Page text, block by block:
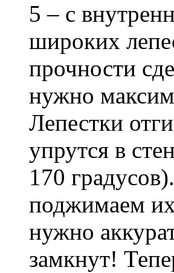
5 – с
широких
прочности
нужно
Лепестки
упрутся в
170
поджимаем
нужно
замкнут!